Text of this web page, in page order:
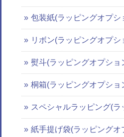
包装紙(ラッピングオプシ
リボン(ラッピングオプシ
熨斗(ラッピングオプショ
桐箱(ラッピングオプショ
スペシャルラッピング(
紙手提げ袋(ラッピングオ